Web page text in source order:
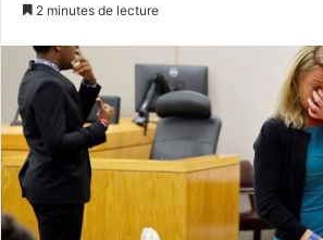
2 minutes de lecture